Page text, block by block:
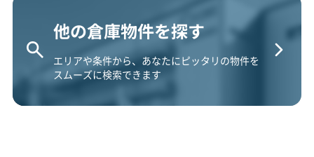
他の倉庫物件を探す
エリアや条件から、あなたにピッタリの物件を
スムーズに検索できます